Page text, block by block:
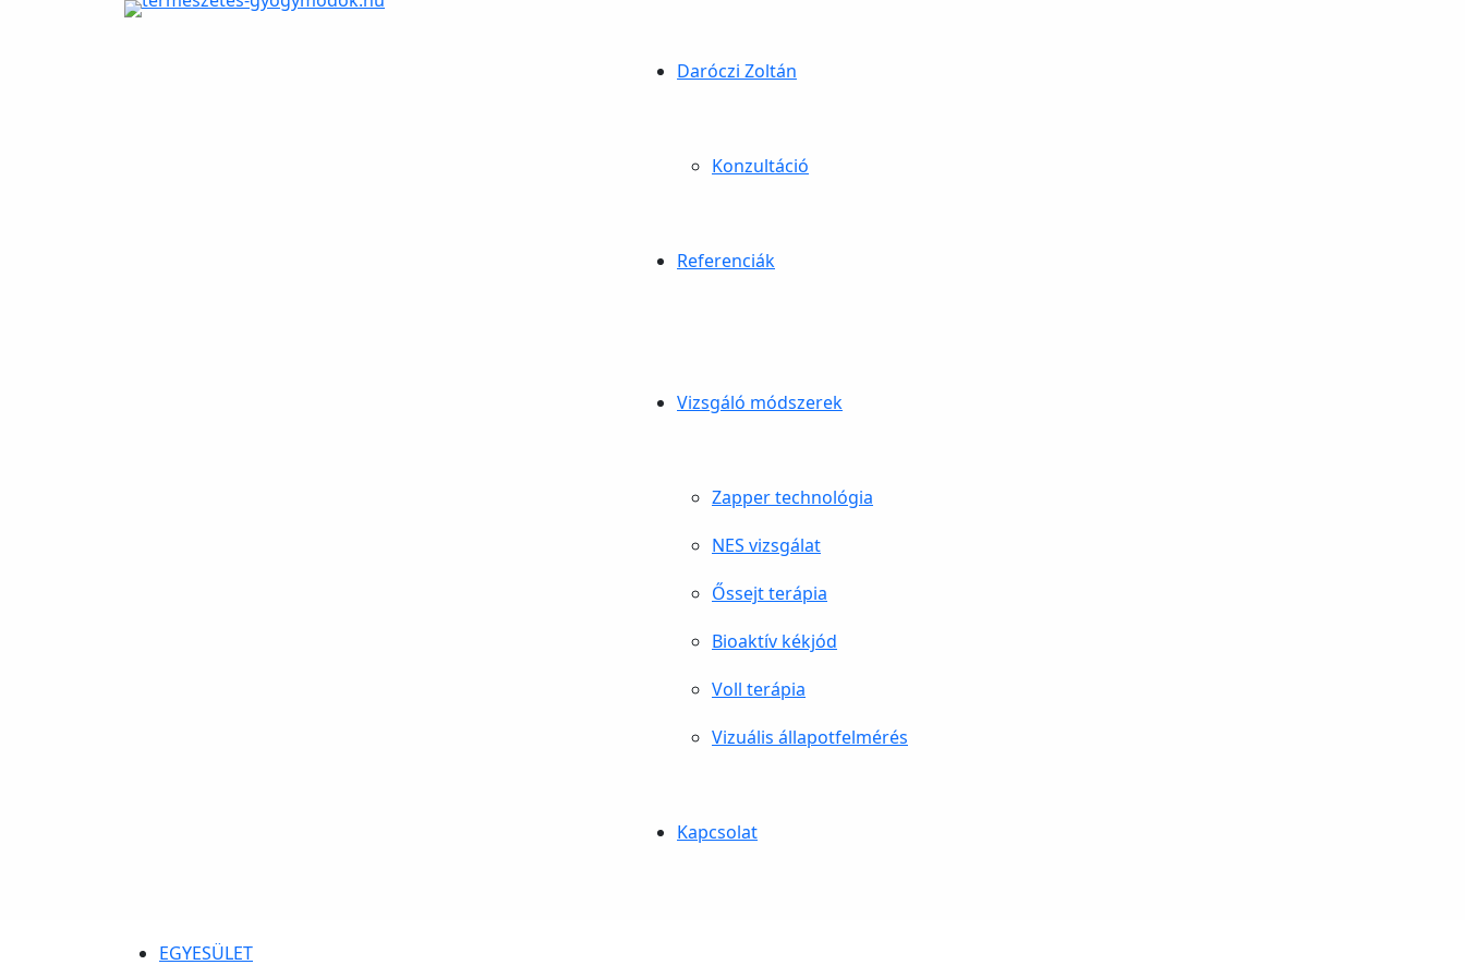
Daróczi Zoltán
Konzultáció
Referenciák
Vizsgáló módszerek
Zapper technológia
NES vizsgálat
Őssejt terápia
Bioaktív kékjód
Voll terápia
Vizuális állapotfelmérés
Kapcsolat
EGYESÜLET